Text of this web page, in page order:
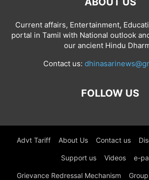
Current affairs, Entertainment,
portal in Tamil with National outlook
our ancient Hindu
Contact us:
FOLLOW US
Advt Tariff About Us Contact us
Support us Videos e-
Grievance Redressal Mechanism